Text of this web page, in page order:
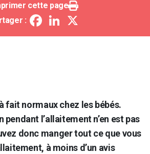
: FacebookLinkedIn
cette page
fait normaux chez les bébés.
l’allaitement n’en est pas
donc manger tout ce que vous
à moins d’un avis